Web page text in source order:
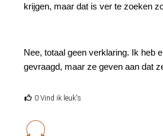
krijgen, maar dat is ver te zoeken
Nee, totaal geen verklaring. Ik heb
gevraagd, maar ze geven aan dat
0 Vind ik leuk's